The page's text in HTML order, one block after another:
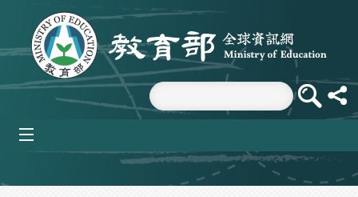
跳到主要內容區塊